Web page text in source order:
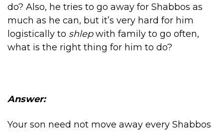
do? Also, he tries to go away for Shabbos as
much as he can, but it’s very hard for him
logistically to shlepwith family to go often,
what is the right thing for him to do?
Answer:
Your son need not move away every Shabbos